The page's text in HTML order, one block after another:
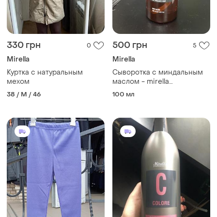
330 грн 0
Mirella
Куртка с натуральным
мехом
38 / M / 46
500 грн 5
Mirella
Сыворотка с миндальным
маслом - mirella
professional r restructure
100 мл